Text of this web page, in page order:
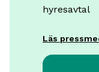
hyresavtal
Läs